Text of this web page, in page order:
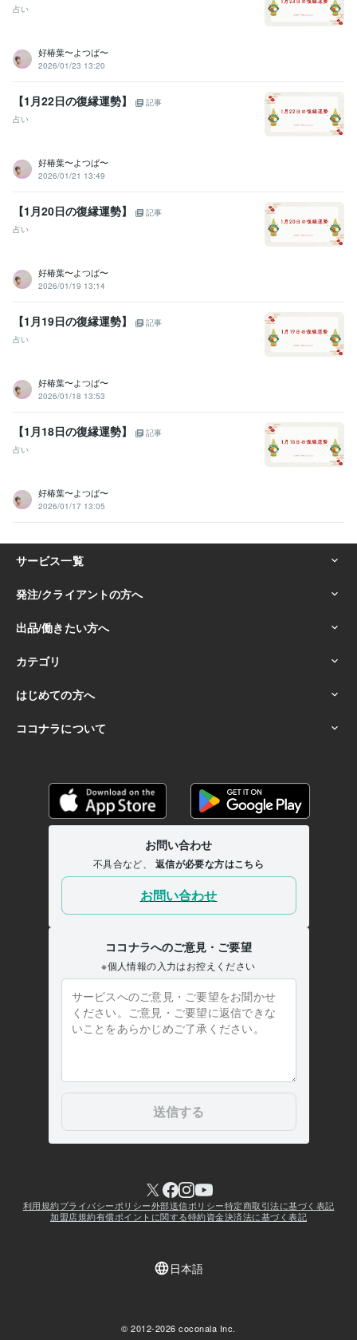
基礎疾患に精神疾患を抱えている方の膠原病看護について
在宅看護
介に必要な訪問看護師に求めること
資格・検定
看護師 取得年 : 1996年
Canva:2年
その他ツール
傾聴力:29年恋愛におけるコミュニケーションスキル:9年
心の健康のサポート:29年恋愛カウンセリング:9年
霊視・霊感・霊聴:9年
オラクルカード占い師:9年
寄り添い傾聴力:29年
遠隔透視:9年各種ヒーリング・エーテルコードカッティング:9年
青龍鑑定:9年浄化・結界:9年アドバイス力:15年管理監督責任者:9年
人材採用:9年
子育て、悩み、恋愛、
占い アカシックリーディング・霊視タロット
学歴
某看護学校卒業
占い
好椿葉〜よつば〜
2026/01/23 13:20
【1月22日の復縁運勢】
記事
占い
好椿葉〜よつば〜
2026/01/21 13:49
【1月20日の復縁運勢】
記事
占い
好椿葉〜よつば〜
2026/01/19 13:14
【1月19日の復縁運勢】
記事
占い
好椿葉〜よつば〜
2026/01/18 13:53
【1月18日の復縁運勢】
記事
占い
好椿葉〜よつば〜
2026/01/17 13:05